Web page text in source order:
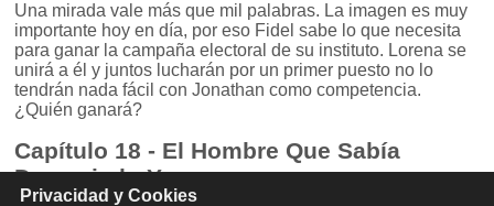
Una mirada vale más que mil palabras. La imagen es muy
importante hoy en día, por eso Fidel sabe lo que necesita
para ganar la campaña electoral de su instituto. Lorena se
unirá a él y juntos lucharán por un primer puesto no lo
tendrán nada fácil con Jonathan como competencia.
¿Quién ganará?
Capítulo 18 - El Hombre Que Sabía
Demasiado Yoga
Privacidad y Cookies